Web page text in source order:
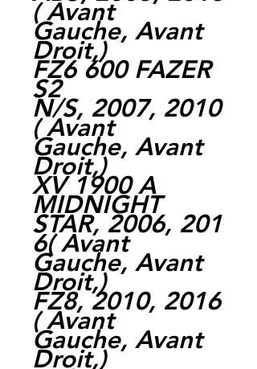
( Avant
Gauche, Avant
Droit,)
FZ6 600 FAZER
S2
N/S, 2007, 2010
( Avant
Gauche, Avant
Droit,)
XV 1900 A
MIDNIGHT
STAR, 2006, 201
6( Avant
Gauche, Avant
Droit,)
FZ8, 2010, 2016
( Avant
Gauche, Avant
Droit,)